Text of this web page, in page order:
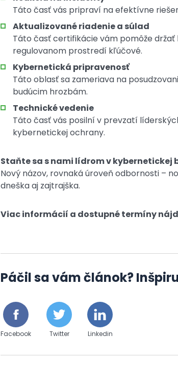
Táto časť vás pripraví na efektívne
Aktualizované riadenie a súlad
Táto časť certifikácie vám pomôže držať
regulovanom prostredí kľúčové.
Kybernetická pripravenosť
Táto oblasť sa zameriava na
budúcim hrozbám.
Technické vedenie
Táto časť vás posilní v prevzatí
kybernetickej ochrany.
Staňte sa s nami lídrom v kybernetickej
Nový názov, rovnaká úroveň odbornosti –
dneška aj zajtrajška.
Viac informácií a dostupné termíny
Páčil sa vám článok?
Facebook Twitter Linkedin